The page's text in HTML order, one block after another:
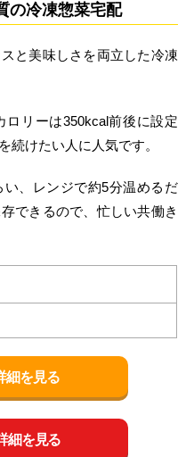
の冷凍惣菜宅配
と美味しさを両立した冷凍
ロリーは350kcal前後に設定
続けたい人に人気です。
、レンジで約5分温めるだ
できるので、忙しい共働き
細を見る
細を見る